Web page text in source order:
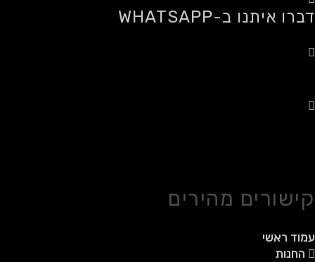
דברו איתנו ב-WHATSAPP
קישורים מהירים
עמוד ראשי
החנות